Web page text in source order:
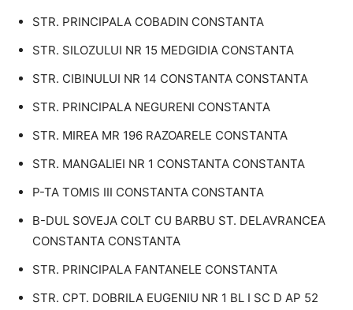
STR. PRINCIPALA COBADIN CONSTANTA
STR. SILOZULUI NR 15 MEDGIDIA CONSTANTA
STR. CIBINULUI NR 14 CONSTANTA CONSTANTA
STR. PRINCIPALA NEGURENI CONSTANTA
STR. MIREA MR 196 RAZOARELE CONSTANTA
STR. MANGALIEI NR 1 CONSTANTA CONSTANTA
P-TA TOMIS III CONSTANTA CONSTANTA
B-DUL SOVEJA COLT CU BARBU ST. DELAVRANCEA
CONSTANTA CONSTANTA
STR. PRINCIPALA FANTANELE CONSTANTA
STR. CPT. DOBRILA EUGENIU NR 1 BL I SC D AP 52